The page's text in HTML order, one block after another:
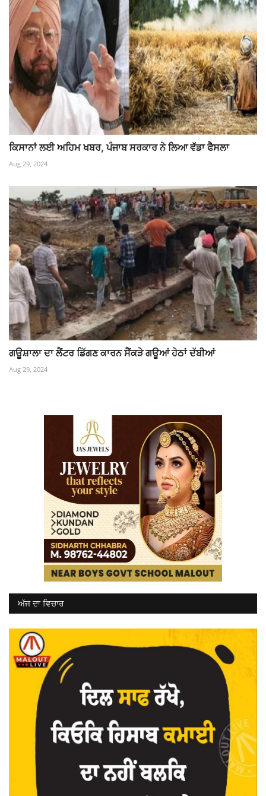
ਕਿਸਾਨਾਂ ਲਈ ਅਹਿਮ ਖਬਰ, ਪੰਜਾਬ ਸਰਕਾਰ ਨੇ ਲਿਆ ਵੱਡਾ ਫੈਸਲਾ
Aug 29, 2024
ਗਊਸ਼ਾਲਾ ਦਾ ਲੈਂਟਰ ਡਿੱਗਣ ਕਾਰਨ ਸੈਂਕੜੇ ਗਊਆਂ ਹੇਠਾਂ ਦੱਬੀਆਂ
Aug 29, 2024
ਅੱਜ ਦਾ ਵਿਚਾਰ